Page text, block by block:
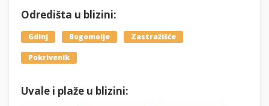
Odredišta u blizini:
Gdinj Bogomolje Zastražišće
Pokrivenik
Uvale i plaže u blizini: